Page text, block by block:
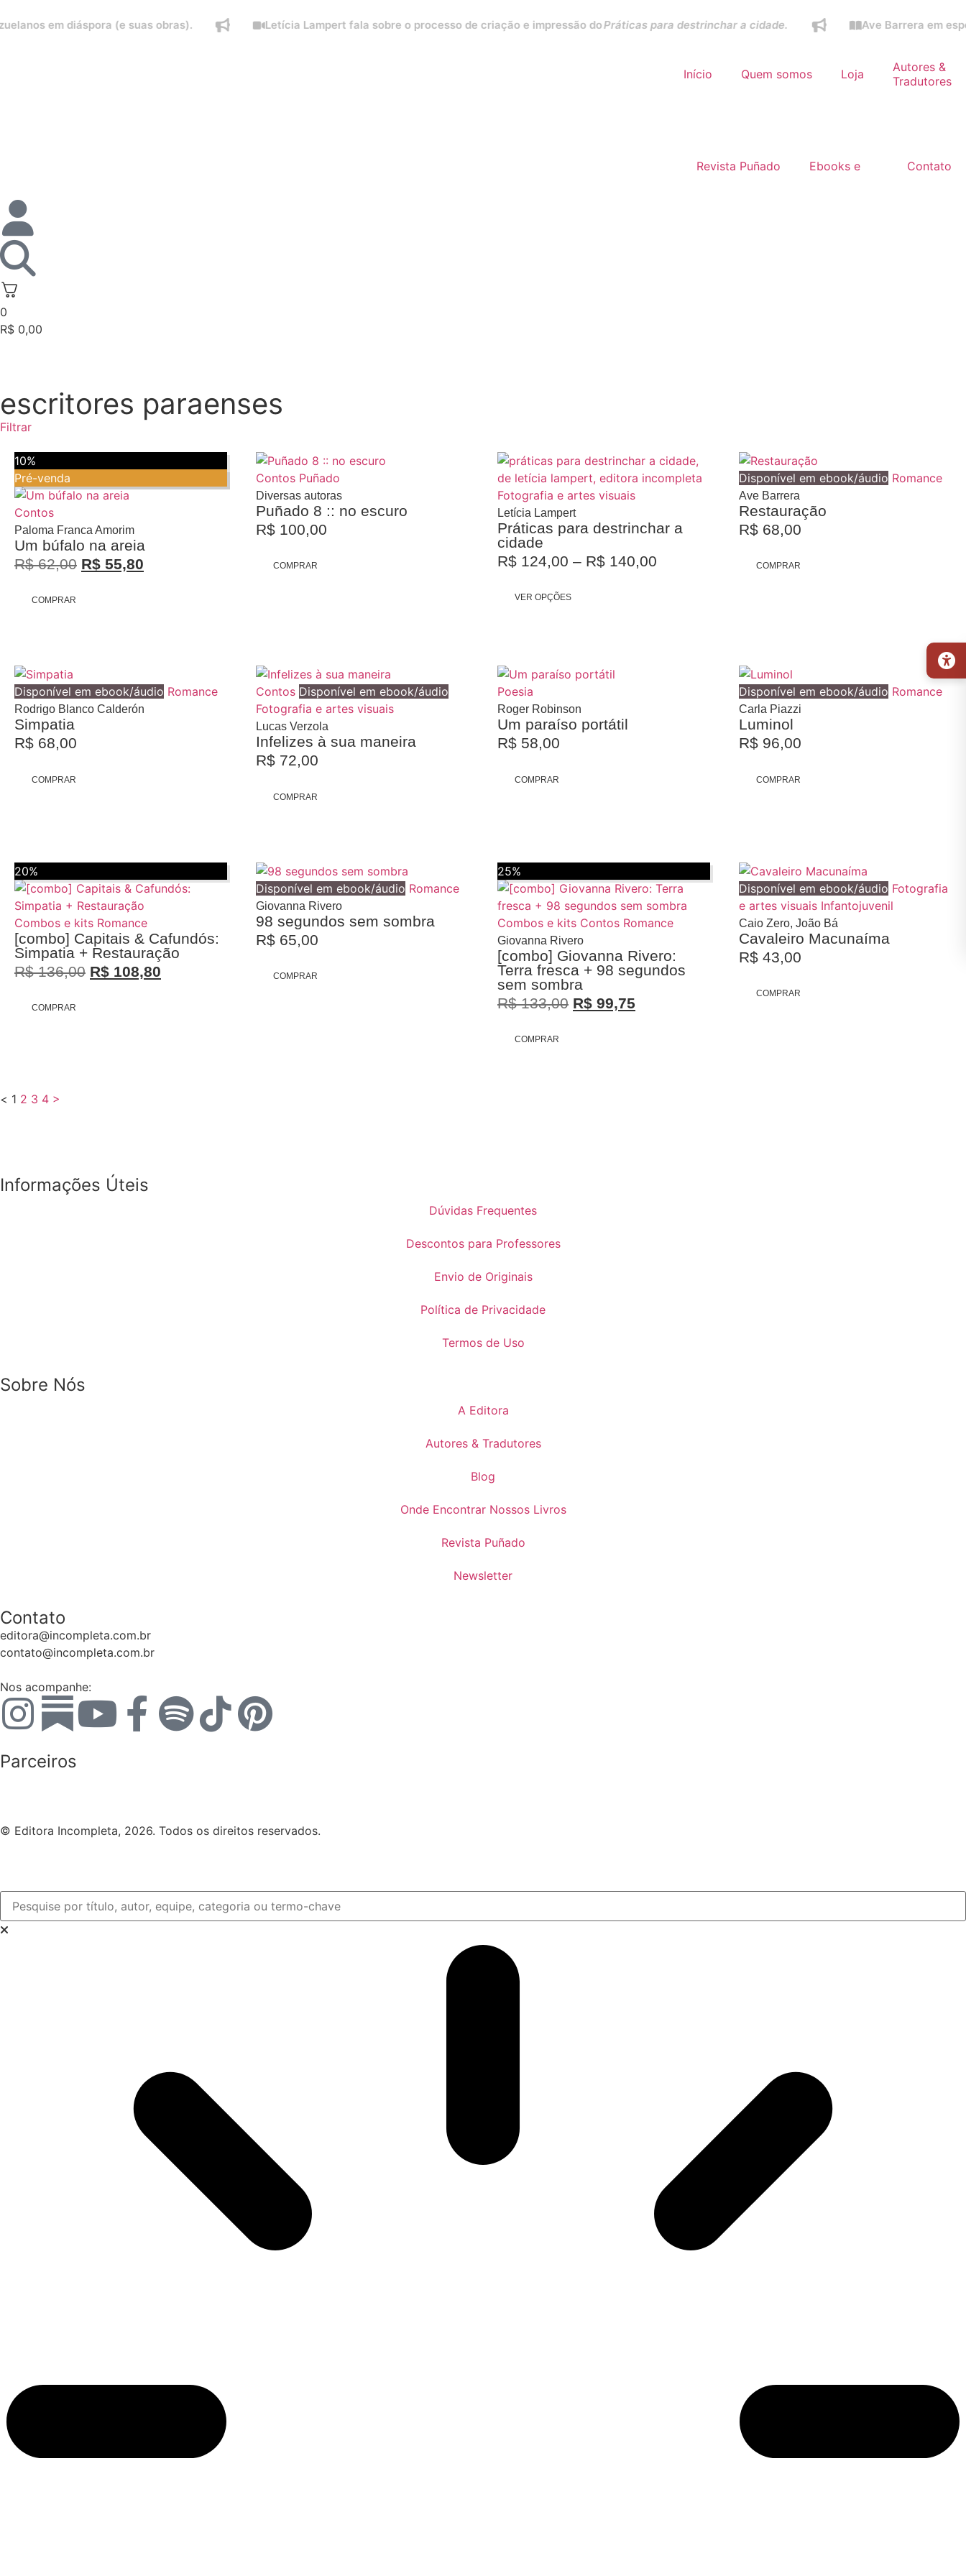
em diáspora (e suas obras). Letícia Lampert fala sobre o processo de criação e impressão doPráticas para destrinchar a cidade. Ave Barrera em especial
Início Quem somos Loja
Autores &
Tradutores
Revista Puñado Ebooks e Contato
0
R$ 0,00
escritores paraenses
Filtrar
Promoção
10%
Pré-venda
Contos
Paloma Franca Amorim
Um búfalo na areia
R$62,00 R$ 55,80
COMPRAR
Contos Puñado
Diversas autoras
Puñado 8 :: no escuro
R$ 100,00
COMPRAR
Fotografia e artes visuais
Letícia Lampert
Práticas para destrinchar a
cidade
R$ 124,00 – R$ 140,00
VER OPÇÕES
Disponível em ebook/áudio Romance
Ave Barrera
Restauração
R$ 68,00
COMPRAR
Disponível em ebook/áudio Romance
Rodrigo Blanco Calderón
Simpatia
R$ 68,00
COMPRAR
Contos Disponível em ebook/áudio
Fotografia e artes visuais
Lucas Verzola
Infelizes à sua maneira
R$ 72,00
COMPRAR
Poesia
Roger Robinson
Um paraíso portátil
R$ 58,00
COMPRAR
Disponível em ebook/áudio Romance
Carla Piazzi
Luminol
R$ 96,00
COMPRAR
20%
Combos e kits Romance
[combo] Capitais & Cafundós:
Simpatia + Restauração
R$136,00 R$ 108,80
COMPRAR
Disponível em ebook/áudio Romance
Giovanna Rivero
98 segundos sem sombra
R$ 65,00
COMPRAR
25%
Combos e kits Contos Romance
Giovanna Rivero
[combo] Giovanna Rivero:
Terra fresca + 98 segundos
sem sombra
R$133,00 R$ 99,75
COMPRAR
Disponível em ebook/áudio Fotografia
e artes visuais Infantojuvenil
Caio Zero, João Bá
Cavaleiro Macunaíma
R$ 43,00
COMPRAR
< 1 2 3 4 >
Informações Úteis
Dúvidas Frequentes
Descontos para Professores
Envio de Originais
Política de Privacidade
Termos de Uso
Sobre Nós
A Editora
Autores & Tradutores
Blog
Onde Encontrar Nossos Livros
Revista Puñado
Newsletter
Contato
editora@incompleta.com.br
contato@incompleta.com.br
Nos acompanhe:
Parceiros
© Editora Incompleta, 2026. Todos os direitos reservados.